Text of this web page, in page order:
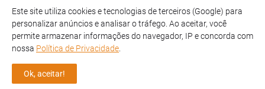
Início Sobre
Este site utiliza cookies e tecnologias de terceiros (Google) para
personalizar anúncios e analisar o tráfego. Ao aceitar, você
permite armazenar informações do navegador, IP e concorda com
nossa Política de Privacidade
Ok, aceitar!